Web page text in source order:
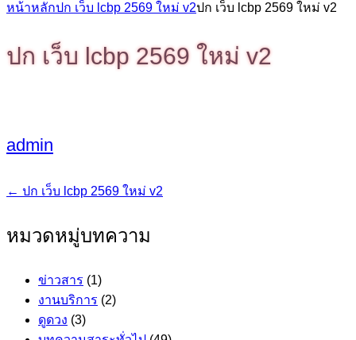
หน้าหลักปก เว็บ lcbp 2569 ใหม่ v2ปก เว็บ lcbp 2569 ใหม่ v2
ปก เว็บ lcbp 2569 ใหม่ v2
admin
แนะแนว
เรื่อง
← ปก เว็บ lcbp 2569 ใหม่ v2
หมวดหมู่บทความ
ข่าวสาร (1)
งานบริการ (2)
ดูดวง (3)